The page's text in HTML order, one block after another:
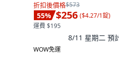
折扣後價格$573
55% $256 ($4.27/1錠)
運費 $195
8/11 星期二 預
WOW免運